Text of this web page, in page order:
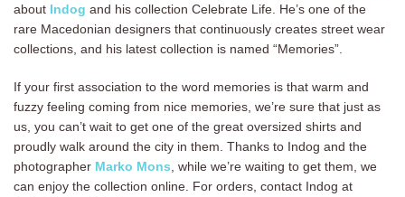
about Indog and his collection Celebrate Life. He’s one of the
rare Macedonian designers that continuously creates street wear
collections, and his latest collection is named “Memories”.
If your first association to the word memories is that warm and
fuzzy feeling coming from nice memories, we’re sure that just as
us, you can’t wait to get one of the great oversized shirts and
proudly walk around the city in them. Thanks to Indog and the
photographer Marko Mons , while we’re waiting to get them, we
can enjoy the collection online. For orders, contact Indog at